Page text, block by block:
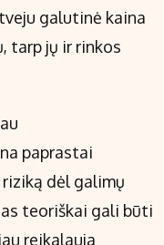
galutinė kaina
tarp jų ir rinkos
paprastai
dėl galimų
teoriškai gali būti
reikalauja